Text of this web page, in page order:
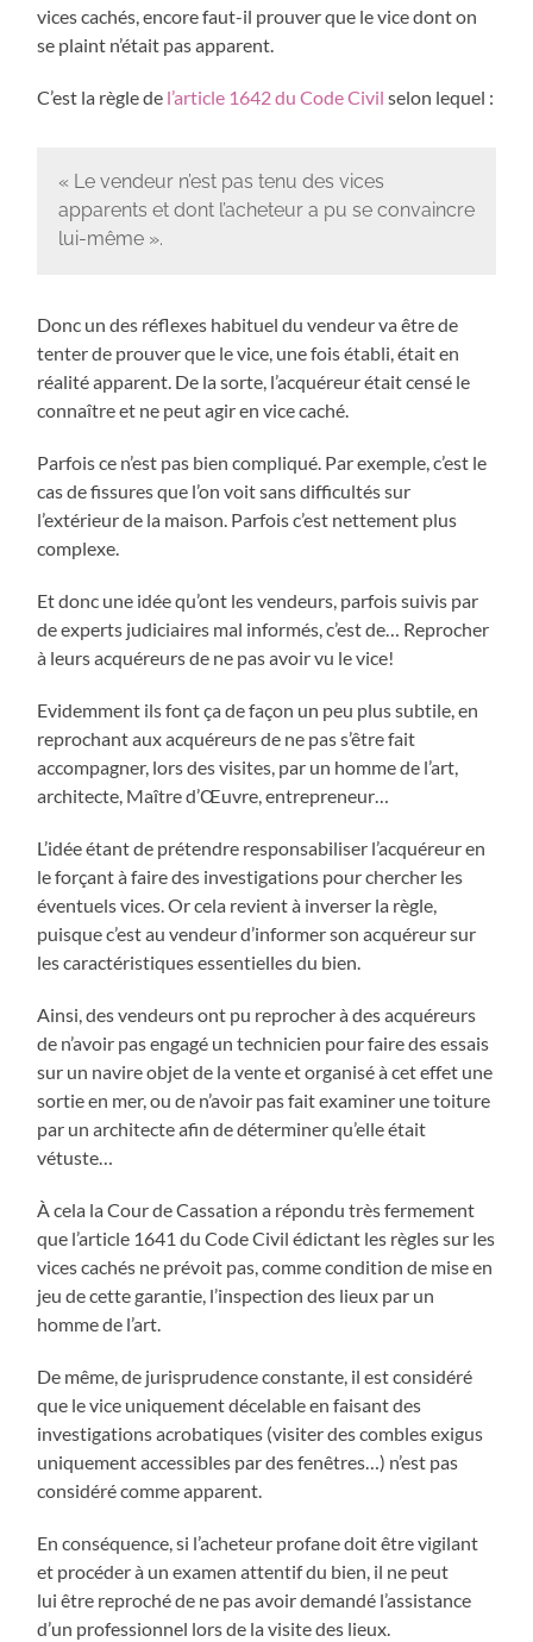
vices cachés, encore faut-il prouver que le vice dont on
se plaint n’était pas apparent.
C’est la règle de l’article 1642 du Code Civil selon lequel :
« Le vendeur n’est pas tenu des vices
apparents et dont l’acheteur a pu se convaincre
lui-même ».
Donc un des réflexes habituel du vendeur va être de
tenter de prouver que le vice, une fois établi, était en
réalité apparent. De la sorte, l’acquéreur était censé le
connaître et ne peut agir en vice caché.
Parfois ce n’est pas bien compliqué. Par exemple, c’est le
cas de fissures que l’on voit sans difficultés sur
l’extérieur de la maison. Parfois c’est nettement plus
complexe.
Et donc une idée qu’ont les vendeurs, parfois suivis par
de experts judiciaires mal informés, c’est de… Reprocher
à leurs acquéreurs de ne pas avoir vu le vice!
Evidemment ils font ça de façon un peu plus subtile, en
reprochant aux acquéreurs de ne pas s’être fait
accompagner, lors des visites, par un homme de l’art,
architecte, Maître d’Œuvre, entrepreneur…
L’idée étant de prétendre responsabiliser l’acquéreur en
le forçant à faire des investigations pour chercher les
éventuels vices. Or cela revient à inverser la règle,
puisque c’est au vendeur d’informer son acquéreur sur
les caractéristiques essentielles du bien.
Ainsi, des vendeurs ont pu reprocher à des acquéreurs
de n’avoir pas engagé un technicien pour faire des essais
sur un navire objet de la vente et organisé à cet effet une
sortie en mer, ou de n’avoir pas fait examiner une toiture
par un architecte afin de déterminer qu’elle était
vétuste…
À cela la Cour de Cassation a répondu très fermement
que l’article 1641 du Code Civil édictant les règles sur les
vices cachés ne prévoit pas, comme condition de mise en
jeu de cette garantie, l’inspection des lieux par un
homme de l’art.
De même, de jurisprudence constante, il est considéré
que le vice uniquement décelable en faisant des
investigations acrobatiques (visiter des combles exigus
uniquement accessibles par des fenêtres…) n’est pas
considéré comme apparent.
En conséquence, si l’acheteur profane doit être vigilant
et procéder à un examen attentif du bien, il ne peut
lui être reproché de ne pas avoir demandé l’assistance
d’un professionnel lors de la visite des lieux.